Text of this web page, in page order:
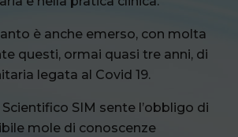
è anche emerso, con molta
questi, ormai quasi tre anni, di
legata al Covid 19.
SIM sente l’obbligo di
mole di conoscenze